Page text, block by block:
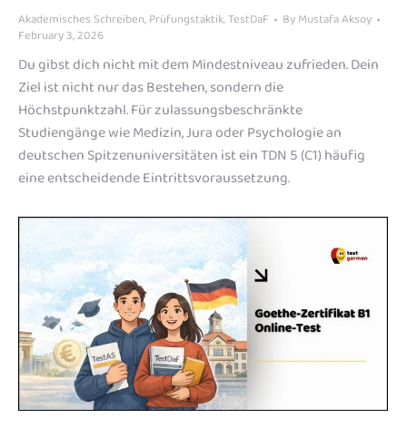
Akademisches Schreiben,Prüfungstaktik,TestDaF ByMustafa Aksoy
February 3, 2026
Du gibst dich nicht mit dem Mindestniveau zufrieden. Dein
Ziel ist nicht nur das Bestehen, sondern die
Höchstpunktzahl. Für zulassungsbeschränkte
Studiengänge wie Medizin, Jura oder Psychologie an
deutschen Spitzenuniversitäten ist ein TDN 5 (C1) häufig
eine entscheidende Eintrittsvoraussetzung.